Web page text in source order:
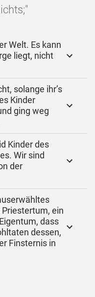
Welt. Es kann
liegt, nicht
solange ihr’s
Kinder
ging weg
Kinder des
Wir sind
der
ein
dass
dessen,
Finsternis in